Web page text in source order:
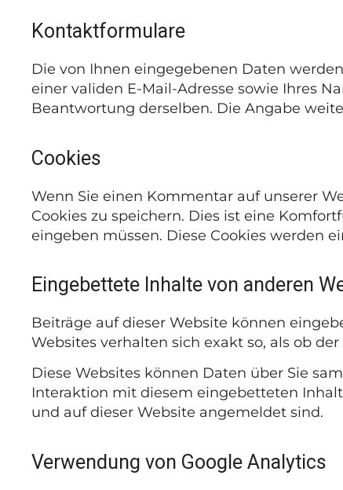
Kontaktformulare
Die von Ihnen eingegebenen Daten
einer validen E-Mail-Adresse sowie Ihres
Beantwortung derselben. Die Angabe
Cookies
Wenn Sie einen Kommentar auf unserer
Cookies zu speichern. Dies ist eine
eingeben müssen. Diese Cookies werden
Eingebettete Inhalte von anderen
Beiträge auf dieser Website können
Websites verhalten sich exakt so, als ob
Diese Websites können Daten über Sie
Interaktion mit diesem eingebetteten
und auf dieser Website angemeldet sind.
Verwendung von Google Analytics